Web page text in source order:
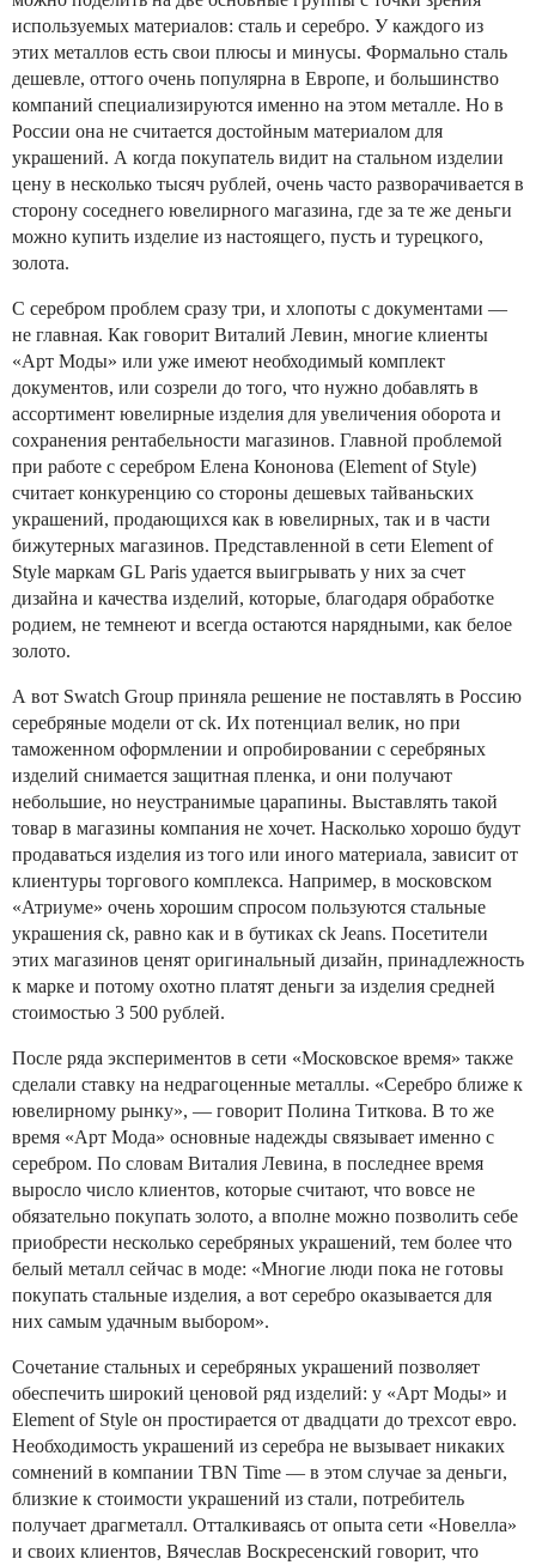
используемых материалов: сталь и серебро. У каждого из
этих металлов есть свои плюсы и минусы. Формально сталь
дешевле, оттого очень популярна в Европе, и большинство
компаний специализируются именно на этом металле. Но в
России она не считается достойным материалом для
украшений. А когда покупатель видит на стальном изделии
цену в несколько тысяч рублей, очень часто разворачивается в
сторону соседнего ювелирного магазина, где за те же деньги
можно купить изделие из настоящего, пусть и турецкого,
золота.
С серебром проблем сразу три, и хлопоты с документами —
не главная. Как говорит Виталий Левин, многие клиенты
«Арт Моды» или уже имеют необходимый комплект
документов, или созрели до того, что нужно добавлять в
ассортимент ювелирные изделия для увеличения оборота и
сохранения рентабельности магазинов. Главной проблемой
при работе с серебром Елена Кононова (Element of Style)
считает конкуренцию со стороны дешевых тайваньских
украшений, продающихся как в ювелирных, так и в части
бижутерных магазинов. Представленной в сети Element of
Style маркам GL Paris удается выигрывать у них за счет
дизайна и качества изделий, которые, благодаря обработке
родием, не темнеют и всегда остаются нарядными, как белое
золото.
А вот Swatch Group приняла решение не поставлять в Россию
серебряные модели от ck. Их потенциал велик, но при
таможенном оформлении и опробировании с серебряных
изделий снимается защитная пленка, и они получают
небольшие, но неустранимые царапины. Выставлять такой
товар в магазины компания не хочет. Насколько хорошо будут
продаваться изделия из того или иного материала, зависит от
клиентуры торгового комплекса. Например, в московском
«Атриуме» очень хорошим спросом пользуются стальные
украшения ck, равно как и в бутиках ck Jeans. Посетители
этих магазинов ценят оригинальный дизайн, принадлежность
к марке и потому охотно платят деньги за изделия средней
стоимостью 3 500 рублей.
После ряда экспериментов в сети «Московское время» также
сделали ставку на недрагоценные металлы. «Серебро ближе к
ювелирному рынку», — говорит Полина Титкова. В то же
время «Арт Мода» основные надежды связывает именно с
серебром. По словам Виталия Левина, в последнее время
выросло число клиентов, которые считают, что вовсе не
обязательно покупать золото, а вполне можно позволить себе
приобрести несколько серебряных украшений, тем более что
белый металл сейчас в моде: «Многие люди пока не готовы
покупать стальные изделия, а вот серебро оказывается для
них самым удачным выбором».
Сочетание стальных и серебряных украшений позволяет
обеспечить широкий ценовой ряд изделий: у «Арт Моды» и
Element of Style он простирается от двадцати до трехсот евро.
Необходимость украшений из серебра не вызывает никаких
сомнений в компании TBN Time — в этом случае за деньги,
близкие к стоимости украшений из стали, потребитель
получает драгметалл. Отталкиваясь от опыта сети «Новелла»
и своих клиентов, Вячеслав Воскресенский говорит, что